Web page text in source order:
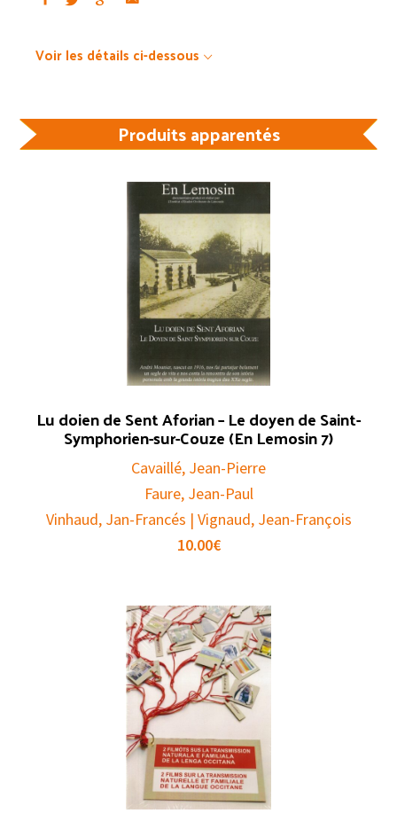
Voir les détails ci-dessous
Produits apparentés
Lu doien de Sent Aforian – Le doyen de Saint-
Symphorien-sur-Couze (En Lemosin 7)
Cavaillé, Jean-Pierre
Faure, Jean-Paul
Vinhaud, Jan-Francés | Vignaud, Jean-François
10.00€